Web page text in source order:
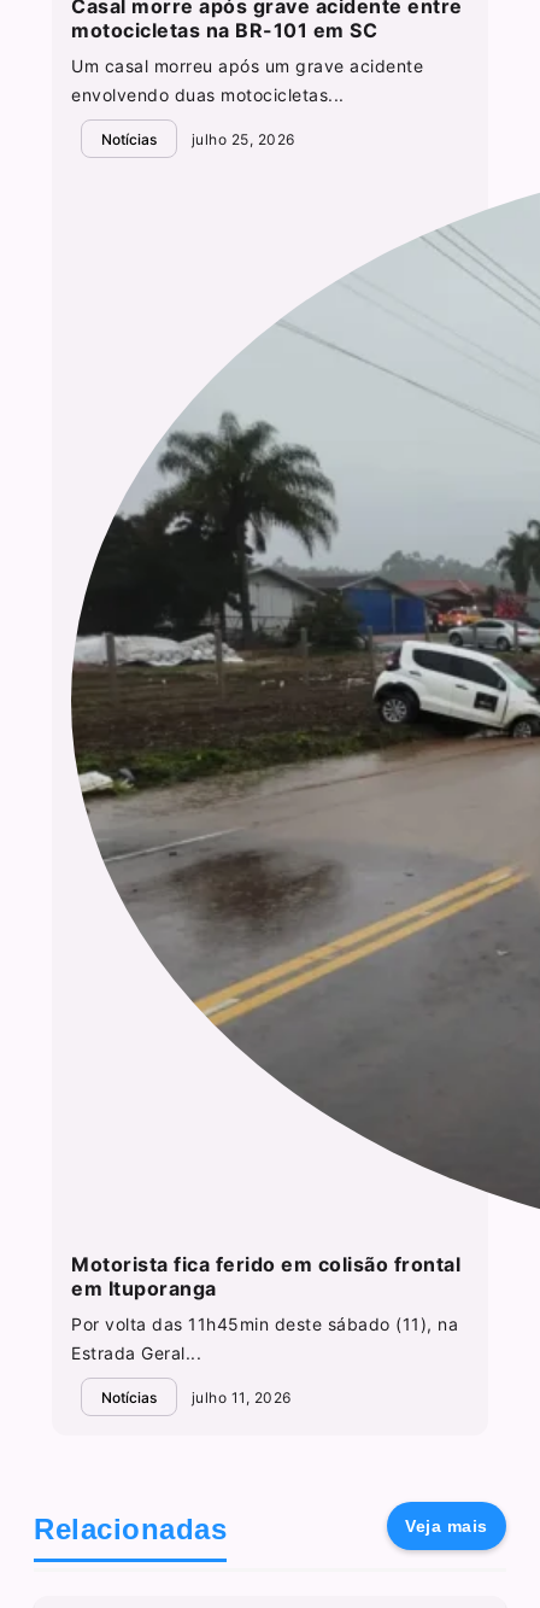
Casal morre após grave acidente entre
motocicletas na BR-101 em SC
Um casal morreu após um grave acidente
envolvendo duas motocicletas...
Notícias julho 25, 2026
Motorista fica ferido em colisão frontal
em Ituporanga
Por volta das 11h45min deste sábado (11), na
Estrada Geral...
Notícias julho 11, 2026
Relacionadas Veja mais